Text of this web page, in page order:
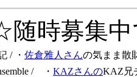
随時募集
/ ・ 佐倉雅人さんの気まま散
/ ・ KAZさんのKAZ兄